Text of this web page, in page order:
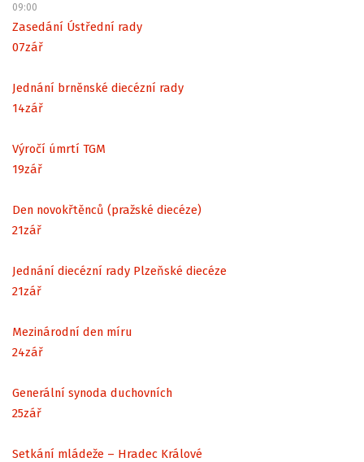
09:00
Zasedání Ústřední rady
07zář
Jednání brněnské diecézní rady
14zář
Výročí úmrtí TGM
19zář
Den novokřtěnců (pražské diecéze)
21zář
Jednání diecézní rady Plzeňské diecéze
21zář
Mezinárodní den míru
24zář
Generální synoda duchovních
25zář
Setkání mládeže – Hradec Králové